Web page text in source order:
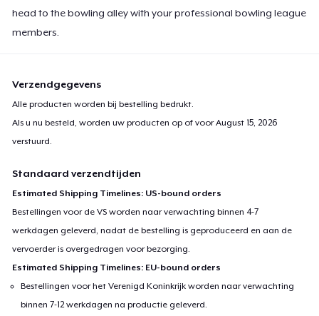
head to the bowling alley with your professional bowling league
members.
Verzendgegevens
Alle producten worden bij bestelling bedrukt.
Als u nu besteld, worden uw producten op of voorAugust 15, 2026
verstuurd.
Standaard verzendtijden
Estimated Shipping Timelines: US-bound orders
Bestellingen voor de VS worden naar verwachting binnen 4-7
werkdagen geleverd, nadat de bestelling is geproduceerd en aan de
vervoerder is overgedragen voor bezorging.
Estimated Shipping Timelines: EU-bound orders
Bestellingen voor het Verenigd Koninkrijk worden naar verwachting
binnen 7-12 werkdagen na productie geleverd.